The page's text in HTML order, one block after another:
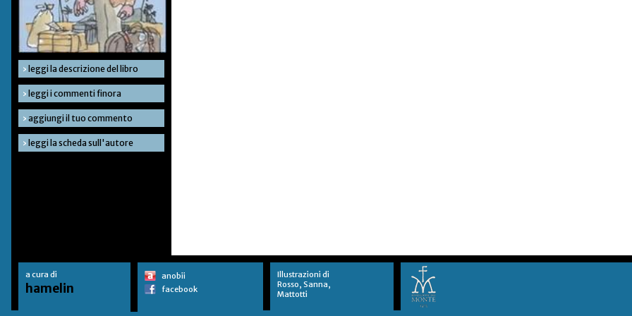
› leggi la descrizione del libro
› leggi i commenti finora
› aggiungi il tuo commento
› leggi la scheda sull'autore
a cura di
hamelin
anobii
facebook
Illustrazioni di
Rosso, Sanna,
Mattotti